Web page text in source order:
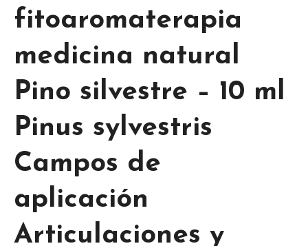
fitoaromaterapia
medicina natural
Pino silvestre – 10 ml
Pinus sylvestris
Campos de
aplicación
Articulaciones y